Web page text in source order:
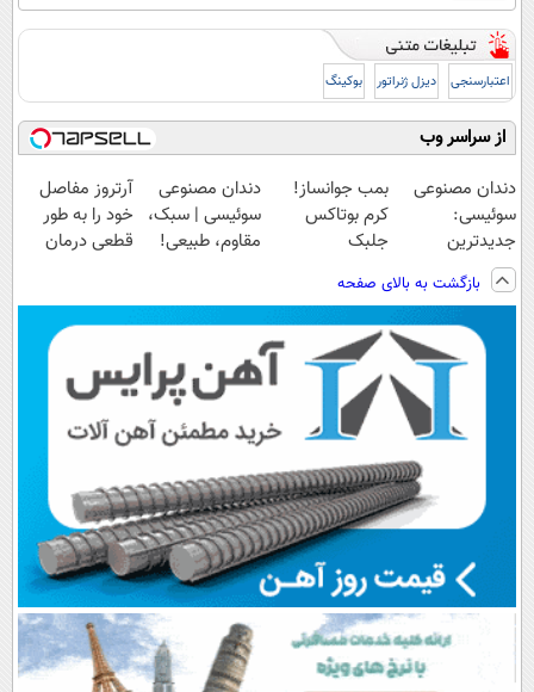
اعتبارسنجی دیزل ژنراتور بوکینگ
از سراسر وب
دندان مصنوعی
سوئیسی:
جدیدترین
فناوری اروپا،
سبک و مقاوم |
پرداخت قسطی
بمب جوانساز!
کرم بوتاکس
جلبک
دندان مصنوعی
سوئیسی | سبک،
مقاوم، طبیعی!
اقساطی😍
آرتروز مفاصل
خود را به طور
قطعی درمان
بازگشت به بالای صفحه